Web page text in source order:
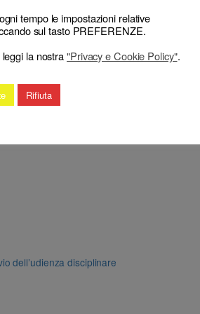
dell’udienza disciplinare
tempo le impostazioni relative
sul tasto PREFERENZE.
la nostra"Privacy e Cookie Policy".
Rifiuta